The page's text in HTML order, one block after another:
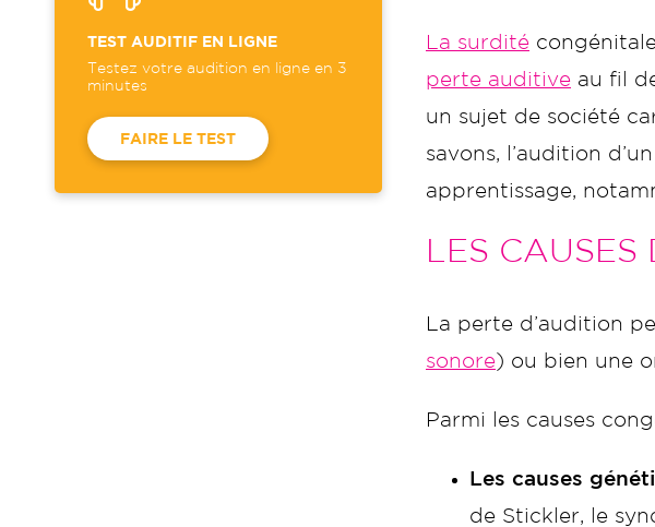
TEST AUDITIF EN LIGNE
Testez votre audition en ligne en 3
minutes
FAIRE LE TEST
La surdité
perte auditive au fil
un sujet de société
savons, l’audition
apprentissage,
LES
La perte d’audition
sonore) ou bien une
Parmi les causes
Les causes
de Stickler, le